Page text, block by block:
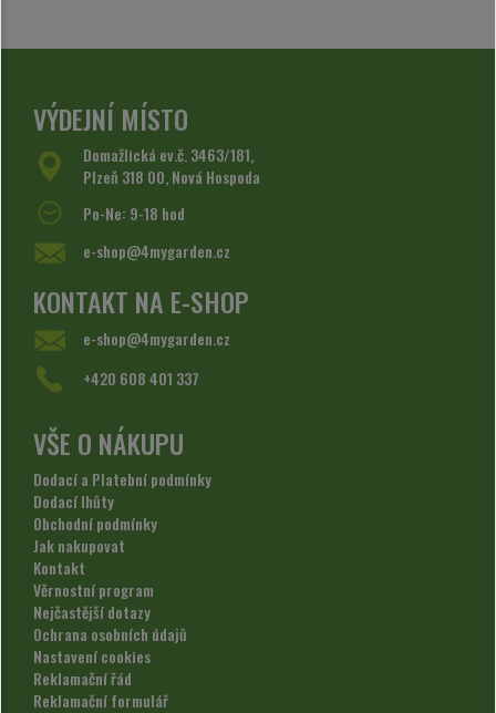
VÝDEJNÍ MÍSTO
Domažlická ev.č. 3463/181,
Plzeň 318 00, Nová Hospoda
Po-Ne: 9-18 hod
e-shop@4mygarden.cz
KONTAKT NA E-SHOP
e-shop@4mygarden.cz
+420 608 401 337
VŠE O NÁKUPU
Dodací a Platební podmínky
Dodací lhůty
Obchodní podmínky
Jak nakupovat
Kontakt
Věrnostní program
Nejčastější dotazy
Ochrana osobních údajů
Nastavení cookies
Reklamační řád
Reklamační formulář